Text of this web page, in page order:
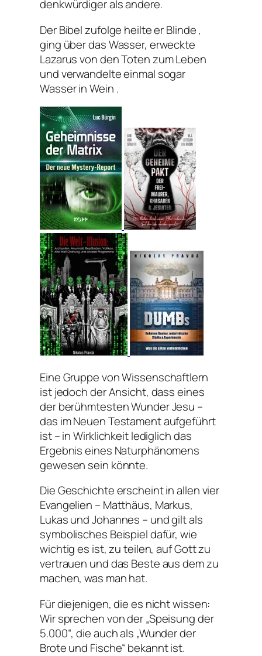
denkwürdiger als andere.
Der Bibel zufolge heilte er Blinde ,
ging über das Wasser, erweckte
Lazarus von den Toten zum Leben
und verwandelte einmal sogar
Wasser in Wein .
Eine Gruppe von Wissenschaftlern
ist jedoch der Ansicht, dass eines
der berühmtesten Wunder Jesu –
das im Neuen Testament aufgeführt
ist – in Wirklichkeit lediglich das
Ergebnis eines Naturphänomens
gewesen sein könnte.
Die Geschichte erscheint in allen vier
Evangelien – Matthäus, Markus,
Lukas und Johannes – und gilt als
symbolisches Beispiel dafür, wie
wichtig es ist, zu teilen, auf Gott zu
vertrauen und das Beste aus dem zu
machen, was man hat.
Für diejenigen, die es nicht wissen:
Wir sprechen von der „Speisung der
5.000“, die auch als „Wunder der
Brote und Fische“ bekannt ist.